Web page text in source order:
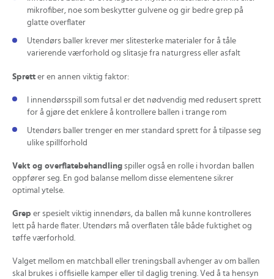
mikrofiber, noe som beskytter gulvene og gir bedre grep på
glatte overflater
Utendørs baller krever mer slitesterke materialer for å tåle
varierende værforhold og slitasje fra naturgress eller asfalt
Sprett er en annen viktig faktor:
I innendørsspill som futsal er det nødvendig med redusert sprett
for å gjøre det enklere å kontrollere ballen i trange rom
Utendørs baller trenger en mer standard sprett for å tilpasse seg
ulike spillforhold
Vekt og overflatebehandling spiller også en rolle i hvordan ballen
oppfører seg. En god balanse mellom disse elementene sikrer
optimal ytelse.
Grep er spesielt viktig innendørs, da ballen må kunne kontrolleres
lett på harde flater. Utendørs må overflaten tåle både fuktighet og
tøffe værforhold.
Valget mellom en matchball eller treningsball avhenger av om ballen
skal brukes i offisielle kamper eller til daglig trening. Ved å ta hensyn